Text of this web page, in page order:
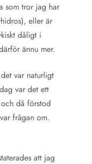
som tror jag har
eller är
dåligt i
ännu mer.
var naturligt
var det ett
då förstod
frågan om.
att jag